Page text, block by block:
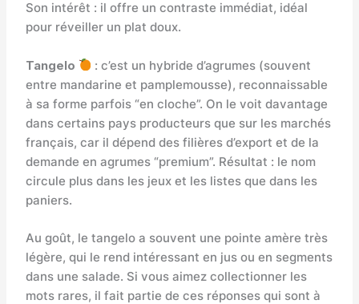
Son intérêt : il offre un contraste immédiat, idéal
pour réveiller un plat doux.
Tangelo
: c’est un hybride d’agrumes (souvent
entre mandarine et pamplemousse), reconnaissable
à sa forme parfois “en cloche”. On le voit davantage
dans certains pays producteurs que sur les marchés
français, car il dépend des filières d’export et de la
demande en agrumes “premium”. Résultat : le nom
circule plus dans les jeux et les listes que dans les
paniers.
Au goût, le tangelo a souvent une pointe amère très
légère, qui le rend intéressant en jus ou en segments
dans une salade. Si vous aimez collectionner les
mots rares, il fait partie de ces réponses qui sont à